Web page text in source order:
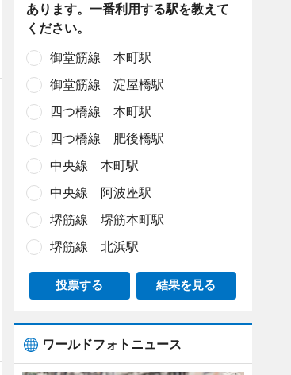
あります。一番利用する駅を教えて
ください。
御堂筋線 本町駅
御堂筋線 淀屋橋駅
四つ橋線 本町駅
四つ橋線 肥後橋駅
中央線 本町駅
中央線 阿波座駅
堺筋線 堺筋本町駅
堺筋線 北浜駅
投票する 結果を見る
ワールドフォトニュース